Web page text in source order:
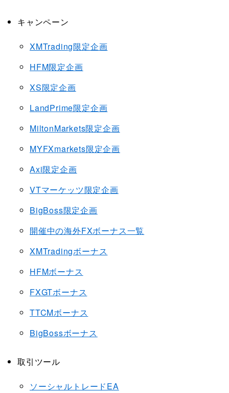
キャンペーン
XMTrading限定企画
HFM限定企画
XS限定企画
LandPrime限定企画
MiltonMarkets限定企画
MYFXmarkets限定企画
Axi限定企画
VTマーケッツ限定企画
BigBoss限定企画
開催中の海外FXボーナス一覧
XMTradingボーナス
HFMボーナス
FXGTボーナス
TTCMボーナス
BigBossボーナス
取引ツール
ソーシャルトレードEA